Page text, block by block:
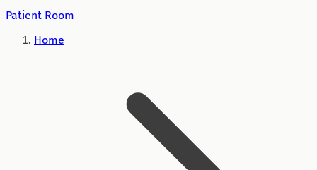
Patient Room
Home